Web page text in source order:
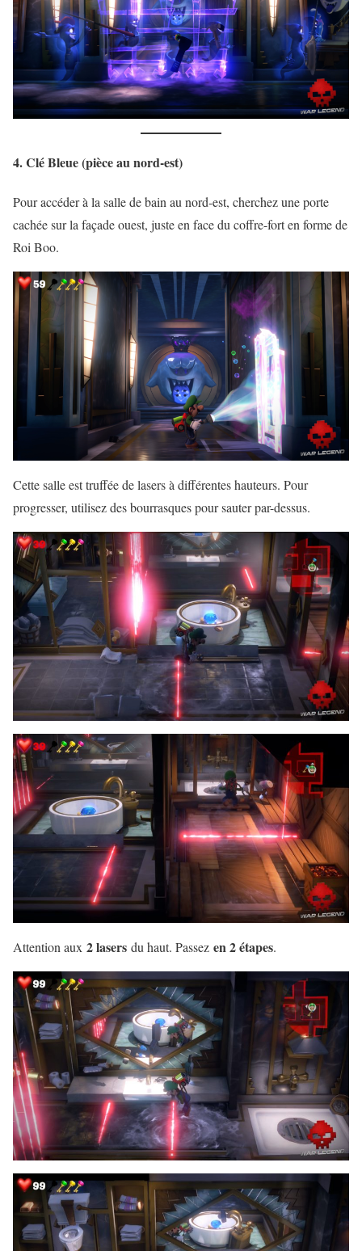
4. Clé Bleue (pièce au nord-est)
Pour accéder à la salle de bain au nord-est, cherchez une porte
cachée sur la façade ouest, juste en face du coffre-fort en forme de
Roi Boo.
Cette salle est truffée de lasers à différentes hauteurs. Pour
progresser, utilisez des bourrasques pour sauter par-dessus.
Attention aux 2 lasers du haut. Passez en 2 étapes.